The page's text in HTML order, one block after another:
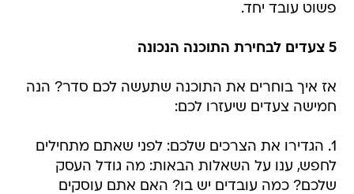
פשוט עובד יחד.
5 צעדים לבחירת התוכנה הנכונה
אז איך בוחרים את התוכנה שתעשה לכם סדר? הנה
חמישה צעדים שיעזרו לכם:
1. הגדירו את הצרכים שלכם: לפני שאתם מתחילים
לחפש, ענו על השאלות הבאות: מה גודל העסק
שלכם? כמה עובדים יש בו? האם אתם עוסקים